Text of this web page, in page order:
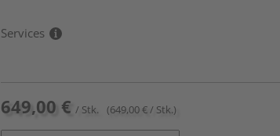
Services
649,00 € / Stk. (649,00 € / Stk.)